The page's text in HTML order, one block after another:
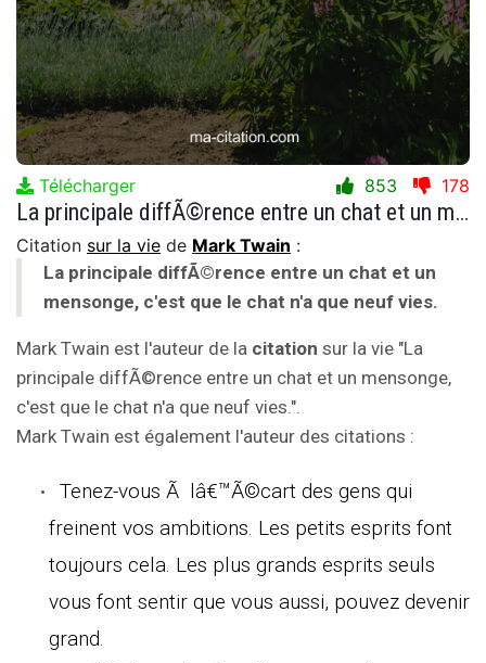
Télécharger 853 178
La principale diffÃ©rence entre un chat et un mensonge, c'est que le chat n'a que neuf vies.
Citation sur la vie de Mark Twain :
La principale diffÃ©rence entre un chat et un
mensonge, c'est que le chat n'a que neuf vies.
Mark Twain est l'auteur de la citation sur la vie "La
principale diffÃ©rence entre un chat et un mensonge,
c'est que le chat n'a que neuf vies.".
Mark Twain est également l'auteur des citations :
Tenez-vous Ã lâ€™Ã©cart des gens qui
freinent vos ambitions. Les petits esprits font
toujours cela. Les plus grands esprits seuls
vous font sentir que vous aussi, pouvez devenir
grand.